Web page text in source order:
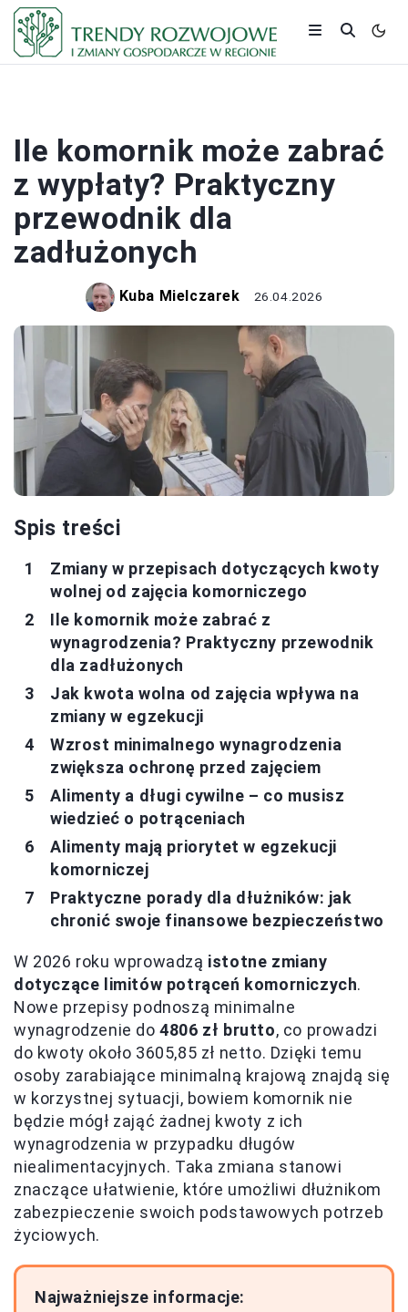
Ile komornik może zabrać
z wypłaty? Praktyczny
przewodnik dla
zadłużonych
Kuba Mielczarek 26.04.2026
Spis treści
Zmiany w przepisach dotyczących kwoty
wolnej od zajęcia komorniczego
Ile komornik może zabrać z
wynagrodzenia? Praktyczny przewodnik
dla zadłużonych
Jak kwota wolna od zajęcia wpływa na
zmiany w egzekucji
Wzrost minimalnego wynagrodzenia
zwiększa ochronę przed zajęciem
Alimenty a długi cywilne – co musisz
wiedzieć o potrąceniach
Alimenty mają priorytet w egzekucji
komorniczej
Praktyczne porady dla dłużników: jak
chronić swoje finansowe bezpieczeństwo
W 2026 roku wprowadzą istotne zmiany
dotyczące limitów potrąceń komorniczych.
Nowe przepisy podnoszą minimalne
wynagrodzenie do4806 zł brutto, co prowadzi
do kwoty około 3605,85 zł netto. Dzięki temu
osoby zarabiające minimalną krajową znajdą się
w korzystnej sytuacji, bowiem komornik nie
będzie mógł zająć żadnej kwoty z ich
wynagrodzenia w przypadku długów
niealimentacyjnych. Taka zmiana stanowi
znaczące ułatwienie, które umożliwi dłużnikom
zabezpieczenie swoich podstawowych potrzeb
życiowych.
Najważniejsze informacje: